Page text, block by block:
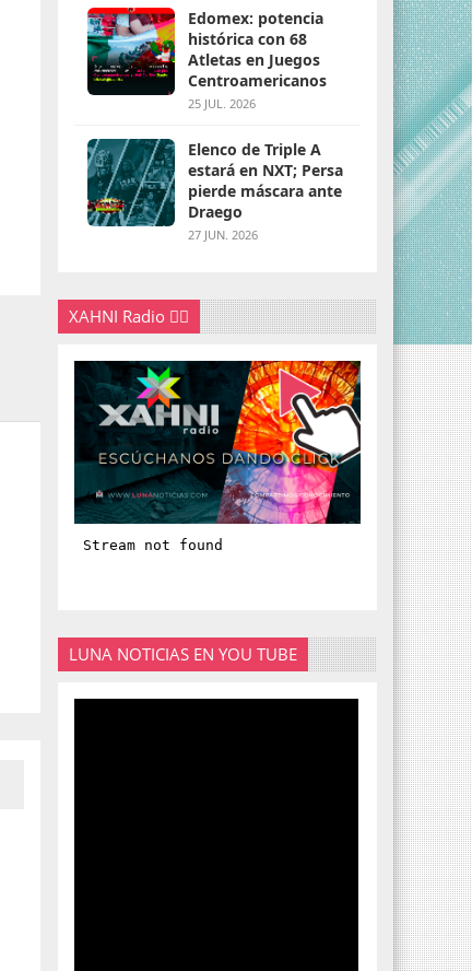
Edomex: potencia
histórica con 68
Atletas en Juegos
Centroamericanos
25 JUL. 2026
Elenco de Triple A
estará en NXT; Persa
pierde máscara ante
Draego
27 JUN. 2026
XAHNI Radio 👇🏽
LUNA NOTICIAS EN YOU TUBE